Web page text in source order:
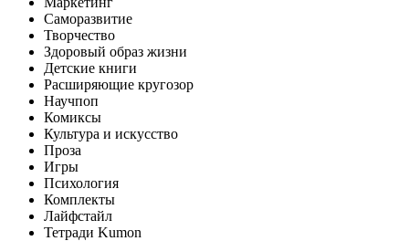
Саморазвитие
Творчество
Здоровый образ жизни
Детские книги
Расширяющие кругозор
Научпоп
Комиксы
Культура и искусство
Проза
Игры
Психология
Комплекты
Лайфстайл
Тетради Kumon